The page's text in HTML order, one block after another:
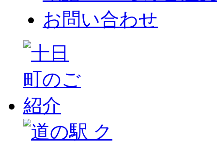
お問い合わせ